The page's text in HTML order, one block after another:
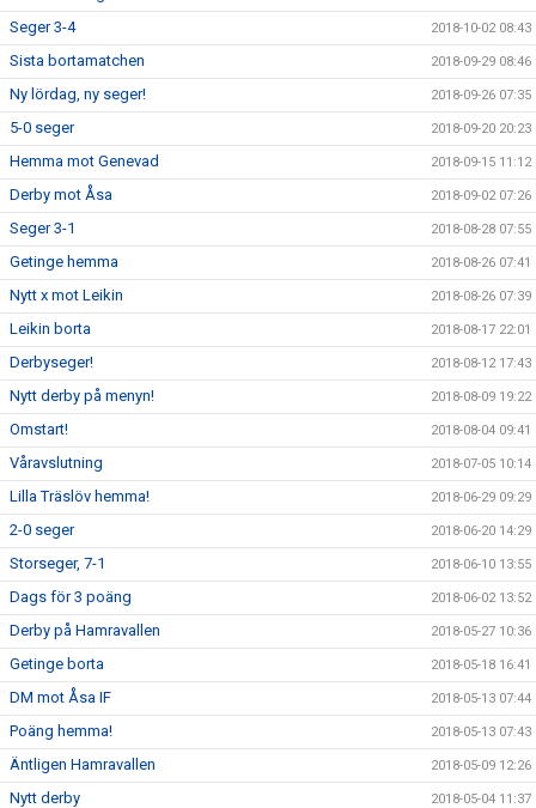
Seger 3-4 2018-10-02 08:43
Sista bortamatchen 2018-09-29 08:46
Ny lördag, ny seger! 2018-09-26 07:35
5-0 seger 2018-09-20 20:23
Hemma mot Genevad 2018-09-15 11:12
Derby mot Åsa 2018-09-02 07:26
Seger 3-1 2018-08-28 07:55
Getinge hemma 2018-08-26 07:41
Nytt x mot Leikin 2018-08-26 07:39
Leikin borta 2018-08-17 22:01
Derbyseger! 2018-08-12 17:43
Nytt derby på menyn! 2018-08-09 19:22
Omstart! 2018-08-04 09:41
Våravslutning 2018-07-05 10:14
Lilla Träslöv hemma! 2018-06-29 09:29
2-0 seger 2018-06-20 14:29
Storseger, 7-1 2018-06-10 13:55
Dags för 3 poäng 2018-06-02 13:52
Derby på Hamravallen 2018-05-27 10:36
Getinge borta 2018-05-18 16:41
DM mot Åsa IF 2018-05-13 07:44
Poäng hemma! 2018-05-13 07:43
Äntligen Hamravallen 2018-05-09 12:26
Nytt derby 2018-05-04 11:37